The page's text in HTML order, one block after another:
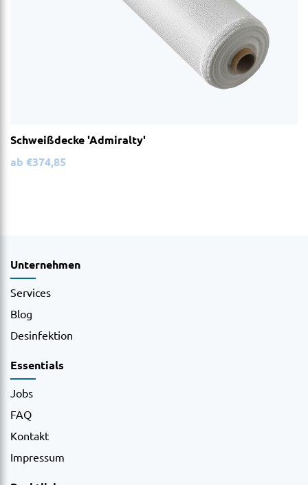
Schweißdecke 'Admiralty'
ab €374,85
Unternehmen
Services
Blog
Desinfektion
Essentials
Jobs
FAQ
Kontakt
Impressum